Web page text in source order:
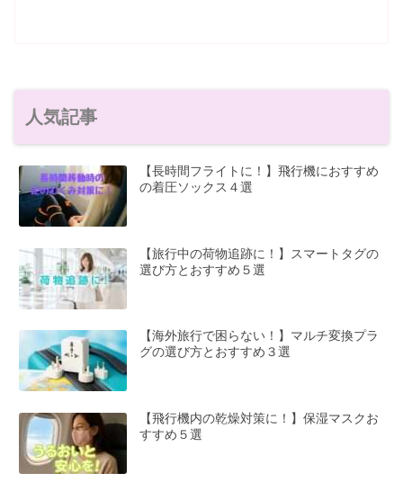
人気記事
【長時間フライトに！】飛行機におすすめ
の着圧ソックス４選
【旅行中の荷物追跡に！】スマートタグの
選び方とおすすめ５選
【海外旅行で困らない！】マルチ変換プラ
グの選び方とおすすめ３選
【飛行機内の乾燥対策に！】保湿マスクお
すすめ５選